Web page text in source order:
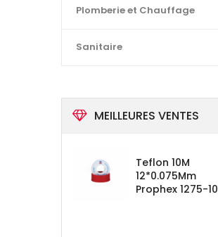
Plomberie et Chauffage
Sanitaire
MEILLEURES VENTES
Teflon 10M
12*0.075Mm
Prophex 1275-10